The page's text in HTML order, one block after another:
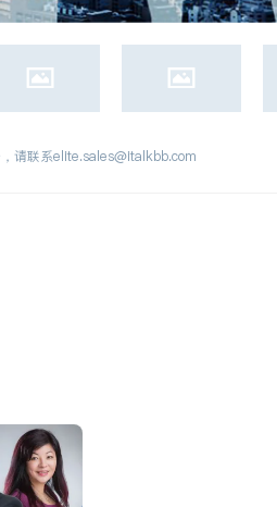
请联系elite.sales@italkbb.com